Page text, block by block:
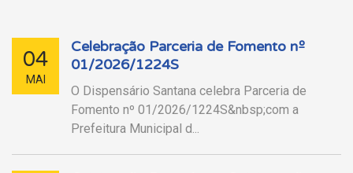
04
MAI
Celebração Parceria de Fomento nº
01/2026/1224S
O Dispensário Santana celebra Parceria de
Fomento nº 01/2026/1224S&nbsp;com a
Prefeitura Municipal d...